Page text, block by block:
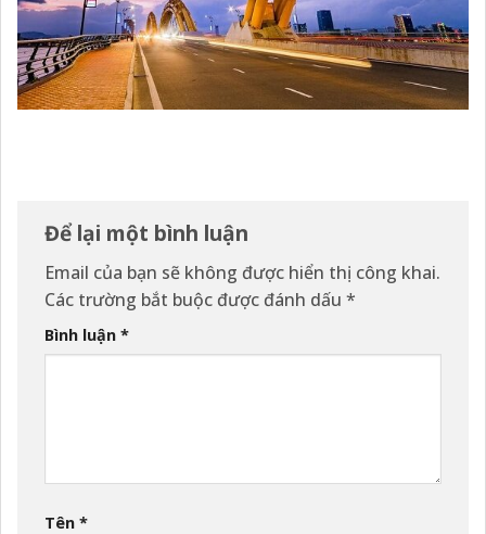
Để lại một bình luận
Email của bạn sẽ không được hiển thị công khai.
Các trường bắt buộc được đánh dấu *
Bình luận *
Tên *